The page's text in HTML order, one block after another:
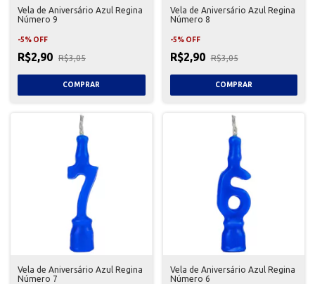
Vela de Aniversário Azul Regina
Número 9
-5% OFF
R$2,90 R$3,05
Vela de Aniversário Azul Regina
Número 8
-5% OFF
R$2,90 R$3,05
Vela de Aniversário Azul Regina
Número 7
Vela de Aniversário Azul Regina
Número 6